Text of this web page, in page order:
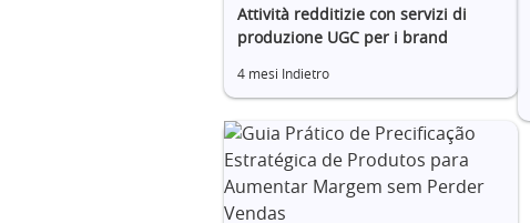
Attività redditizie con servizi di
produzione UGC per i brand
4 mesi Indietro